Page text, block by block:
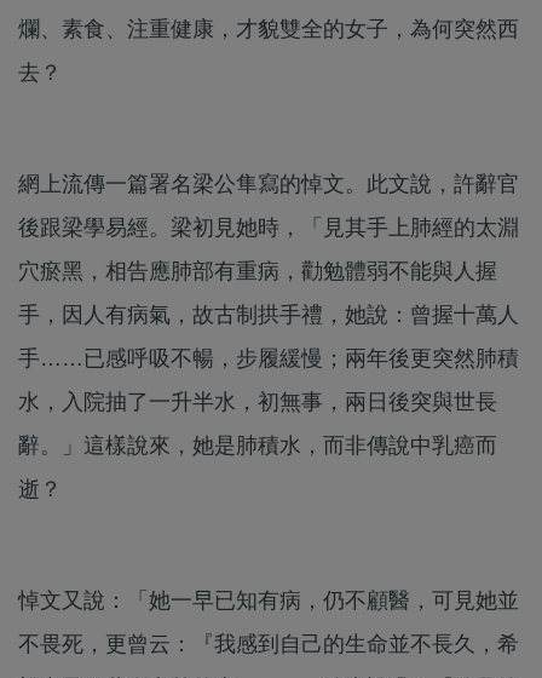
爛、素食、注重健康，才貌雙全的女子，為何突然西
去？
網上流傳一篇署名梁公隼寫的悼文。此文說，許辭官
後跟梁學易經。梁初見她時，「見其手上肺經的太淵
穴瘀黑，相告應肺部有重病，勸勉體弱不能與人握
手，因人有病氣，故古制拱手禮，她說：曾握十萬人
手……已感呼吸不暢，步履緩慢；兩年後更突然肺積
水，入院抽了一升半水，初無事，兩日後突與世長
辭。」這樣說來，她是肺積水，而非傳說中乳癌而
逝？
悼文又說：「她一早已知有病，仍不顧醫，可見她並
不畏死，更曾云：『我感到自己的生命並不長久，希